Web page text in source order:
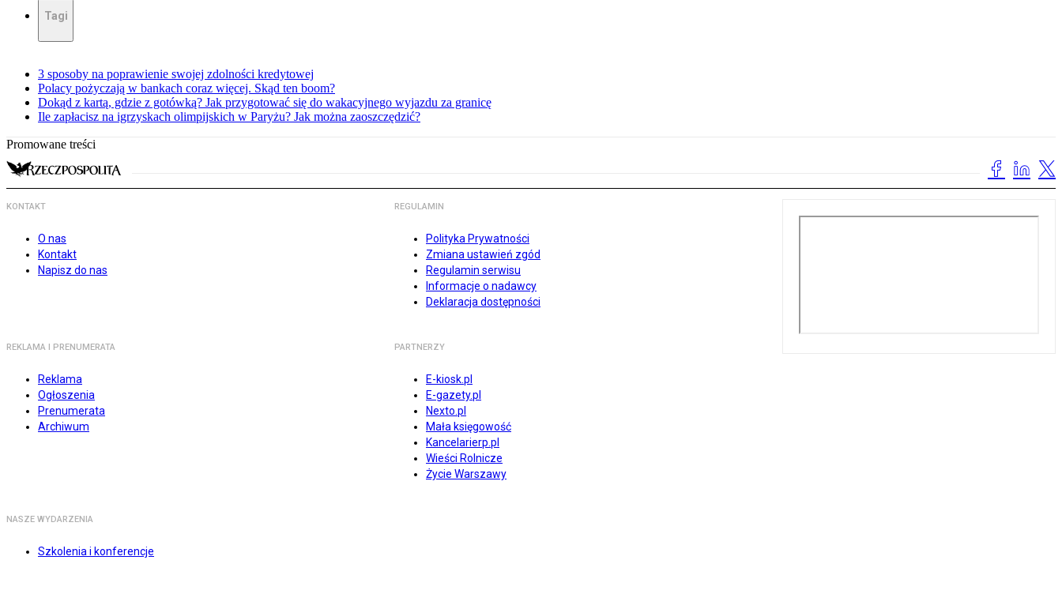
Tagi
3 sposoby na poprawienie swojej zdolności kredytowej
Polacy pożyczają w bankach coraz więcej. Skąd ten boom?
Dokąd z kartą, gdzie z gotówką? Jak przygotować się do wakacyjnego wyjazdu za granicę
Ile zapłacisz na igrzyskach olimpijskich w Paryżu? Jak można zaoszczędzić?
Promowane treści
KONTAKT
O nas
Kontakt
Napisz do nas
REGULAMIN
Polityka Prywatności
Zmiana ustawień zgód
Regulamin serwisu
Informacje o nadawcy
Deklaracja dostępności
REKLAMA I PRENUMERATA
Reklama
Ogłoszenia
Prenumerata
Archiwum
PARTNERZY
E-kiosk.pl
E-gazety.pl
Nexto.pl
Mała księgowość
Kancelarierp.pl
Wieści Rolnicze
Życie Warszawy
NASZE WYDARZENIA
Szkolenia i konferencje